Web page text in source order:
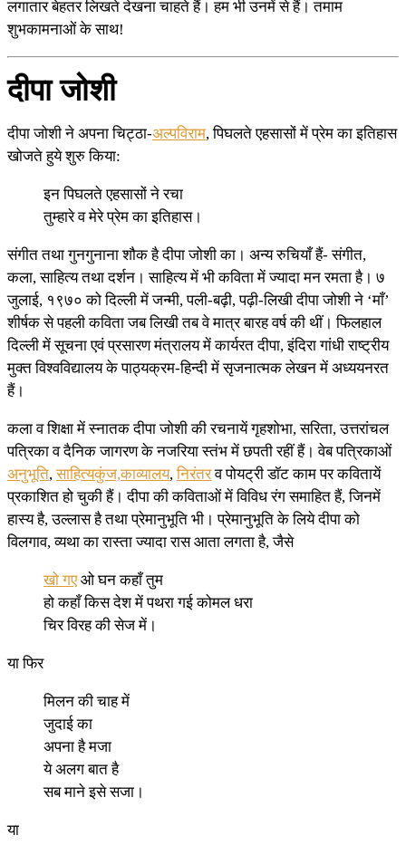
लगातार बेहतर लिखते देखना चाहते हैं। हम भी उनमें से हैं। तमाम
शुभकामनाओं के साथ!
दीपा जोशी
दीपा जोशी ने अपना चिट्ठा-अल्पविराम, पिघलते एहसासों में प्रेम का इतिहास
खोजते हुये शुरु किया:
इन पिघलते एहसासों ने रचा
तुम्हारे व मेरे प्रेम का इतिहास।
संगीत तथा गुनगुनाना शौक है दीपा जोशी का। अन्य रुचियाँ हैं- संगीत,
कला, साहित्य तथा दर्शन। साहित्य में भी कविता में ज्यादा मन रमता है। ७
जुलाई, १९७० को दिल्ली में जन्मी, पली-बढ़ी, पढ़ी-लिखी दीपा जोशी ने ‘माँ’
शीर्षक से पहली कविता जब लिखी तब वे मात्र बारह वर्ष की थीं। फिलहाल
दिल्ली में सूचना एवं प्रसारण मंत्रालय में कार्यरत दीपा, इंदिरा गांधी राष्ट्रीय
मुक्त विश्वविद्यालय के पाठ्यक्रम-हिन्दी में सृजनात्मक लेखन में अध्ययनरत
हैं।
कला व शिक्षा में स्नातक दीपा जोशी की रचनायें गृहशोभा, सरिता, उत्तरांचल
पत्रिका व दैनिक जागरण के नजरिया स्तंभ में छपती रहीं हैं। वेब पत्रिकाओं
अनुभूति,साहित्यकुंज,काव्यालय,निरंतरव पोयट्री डॉट काम पर कवितायें
प्रकाशित हो चुकी हैं। दीपा की कविताओं में विविध रंग समाहित हैं, जिनमें
हास्य है, उल्लास है तथा प्रेमानुभूति भी। प्रेमानुभूति के लिये दीपा को
विलगाव, व्यथा का रास्ता ज्यादा रास आता लगता है, जैसे
खो गएओ घन कहाँ तुम
हो कहाँ किस देश में पथरा गई कोमल धरा
चिर विरह की सेज में।
या फिर
मिलन की चाह में
जुदाई का
अपना है मजा
ये अलग बात है
सब माने इसे सजा।
या